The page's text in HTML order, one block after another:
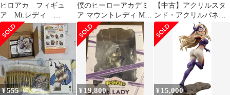
ヒロアカ フィギュ
ア Mt.レディ
ARTFX J
僕のヒーローアカデミ
ア マウントレディ Mt.
レディ BIGアクリルス
タンド
【中古】アクリルスタ
ンド・アクリルパネル
M-NG.Mt.レディ みん
なmochocho化大作戦!第
4弾 アクリルスタンド
「僕のヒーローアカデ
¥555 ¥ 19,800 ¥ 15,000